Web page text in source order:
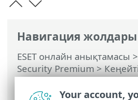
Навигация жолдары
ESET онлайн анықтамасы >
Security Premium>
>Қарап шығулар>HIPS –
негізіндегі енуді
Your account,